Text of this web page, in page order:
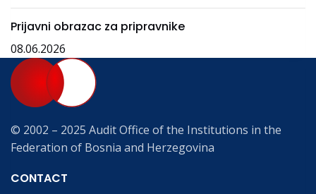
Prijavni obrazac za pripravnike
08.06.2026
© 2002 – 2025 Audit Office of the Institutions in the
Federation of Bosnia and Herzegovina
CONTACT